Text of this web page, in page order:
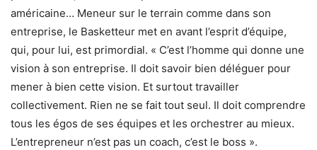
américaine… Meneur sur le terrain comme dans son
entreprise, le Basketteur met en avant l’esprit d’équipe,
qui, pour lui, est primordial. « C’est l’homme qui donne une
vision à son entreprise. Il doit savoir bien déléguer pour
mener à bien cette vision. Et surtout travailler
collectivement. Rien ne se fait tout seul. Il doit comprendre
tous les égos de ses équipes et les orchestrer au mieux.
L’entrepreneur n’est pas un coach, c’est le boss ».